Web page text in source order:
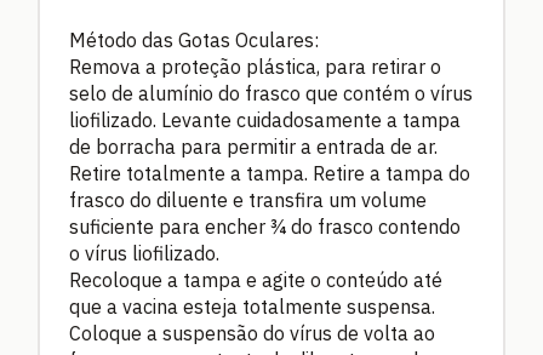
Método das Gotas Oculares:
Remova a proteção plástica, para retirar o
selo de alumínio do frasco que contém o vírus
liofilizado. Levante cuidadosamente a tampa
de borracha para permitir a entrada de ar.
Retire totalmente a tampa. Retire a tampa do
frasco do diluente e transfira um volume
suficiente para encher ¾ do frasco contendo
o vírus liofilizado.
Recoloque a tampa e agite o conteúdo até
que a vacina esteja totalmente suspensa.
Coloque a suspensão do vírus de volta ao